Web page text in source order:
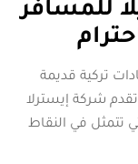
للمسافر
تركية قديمة
تقدم شركة إيسترلا
تتمثل في النقاط